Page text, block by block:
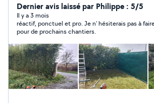
parc et jardin création de gazon
chantier abattage d'arbre nettoyage
débarrassement de vos déchets
belle pour plus de renseignements
contacter déplacement et devis gratuit
Dernier avis laissé par Philippe : 5/5
Il y a 3 mois
réactif, ponctuel et pro. Je n' hésiterais pas à
pour de prochains chantiers.